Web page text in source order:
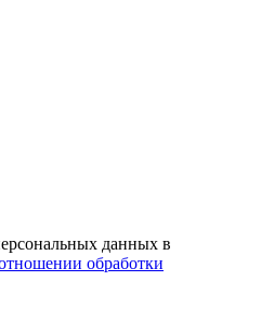
данных в
обработки